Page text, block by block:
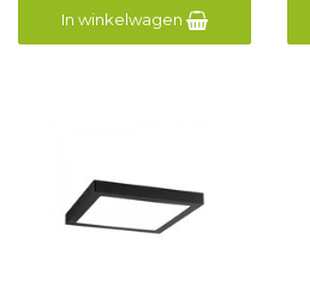
In winkelwagen